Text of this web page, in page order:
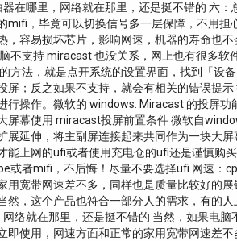
在哪里，网络就在那里，还是挺不错的 六
mifi，毕竟可以切换信号多一层保障，不用
，容易损坏芯片，影响网速，机器的寿命也
不支持 miracast 也没关系，网上也有很多
方法，就是点开系统的设置界面，找到「设
屏；反之如果不支持，就会有相关的错误提
行操作。微软的 windows. Miracast 的投屏
屏幕使用 miracast投屏前置条件 微软自
展延伸，将主副屏连接起来共同作为一块大
能上网的ufi或者使用充电仓的ufi还是谨慎购
或者mifi，不后悔！尽量不要选择ufi 网速：
用宽带网速差不多，同样也是质量比较好的
然，这个产品也符合一部分人的需求，有的
络就在那里，还是挺不错的 当然，如果电
即使用，网速方面和正常的家用宽带网速差